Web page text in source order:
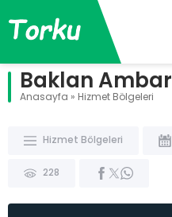
Baklan Ambar
Anasayfa » Hizmet Bölgeleri
Hizmet Bölgeleri
228